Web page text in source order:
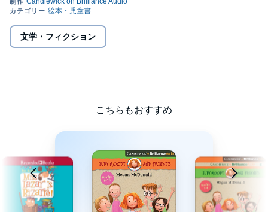
Mrs. Moody in the Birthday Jinx
going to be different. This year, Judy Moody (aka the “boss of
birthday”) is going to make 100 percent sure that Mom’s birthday
“It’s hard to imagine a mood Judy couldn’t improve.” --
©2015, 2016, 2017 by Megan McDonald, original books
published by Candlewick Press. Judy Moody® is a registered
trademark of Candlewick Press, Inc. Stink® is a registered
trademark of Candlewick Press, Inc. (P)2019 Brilliance
Publishing, Inc., all rights reserved.
文学・フィクション
こちらもおすすめ